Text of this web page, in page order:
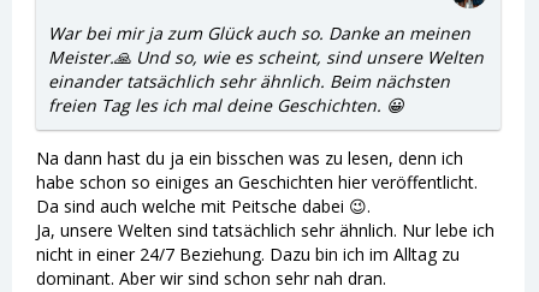
War bei mir ja zum Glück auch so. Danke an meinen
Meister.🙏 Und so, wie es scheint, sind unsere Welten
einander tatsächlich sehr ähnlich. Beim nächsten
freien Tag les ich mal deine Geschichten. 😀
Na dann hast du ja ein bisschen was zu lesen, denn ich
habe schon so einiges an Geschichten hier veröffentlicht.
Da sind auch welche mit Peitsche dabei 😉.
Ja, unsere Welten sind tatsächlich sehr ähnlich. Nur lebe ich
nicht in einer 24/7 Beziehung. Dazu bin ich im Alltag zu
dominant. Aber wir sind schon sehr nah dran.